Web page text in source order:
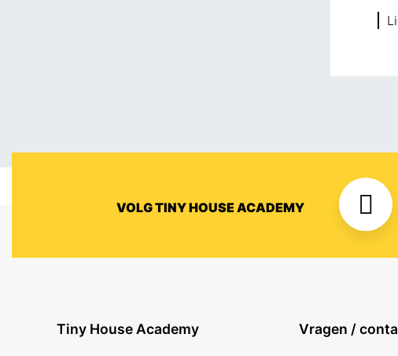
VOLG TINY HOUSE ACADEMY
Tiny House Academy Vragen /